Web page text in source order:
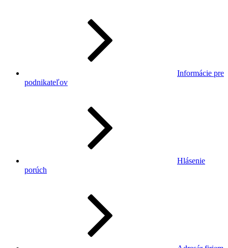
Informácie pre
podnikateľov
Hlásenie
porúch